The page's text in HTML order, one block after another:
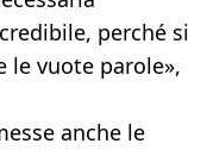
perché si
le vuote parole»,
anche le